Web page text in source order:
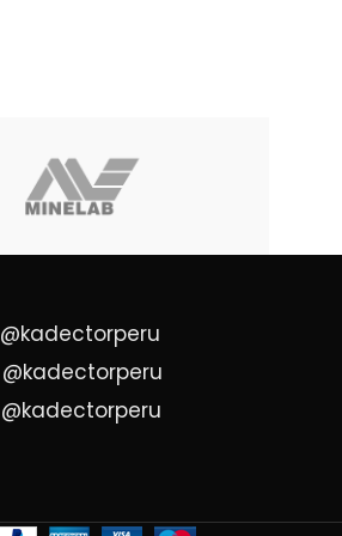
@kadectorperu
@kadectorperu
@kadectorperu